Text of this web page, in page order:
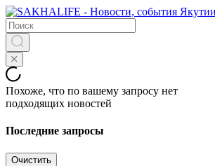
Похоже, что по вашему запросу нет
подходящих новостей
Последние запросы
Очистить